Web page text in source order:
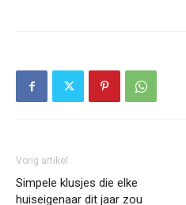
Vorig artikel
Simpele klusjes die elke
huiseigenaar dit jaar zou